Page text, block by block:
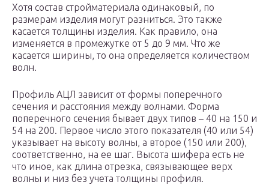
Хотя состав стройматериала одинаковый, по
размерам изделия могут разниться. Это также
касается толщины изделия. Как правило, она
изменяется в промежутке от 5 до 9 мм. Что же
касается ширины, то она определяется количеством
волн.
Профиль АЦЛ зависит от формы поперечного
сечения и расстояния между волнами. Форма
поперечного сечения бывает двух типов – 40 на 150 и
54 на 200. Первое число этого показателя (40 или 54)
указывает на высоту волны, а второе (150 или 200),
соответственно, на ее шаг. Высота шифера есть не
что иное, как длина отрезка, связывающее верх
волны и низ без учета толщины профиля.